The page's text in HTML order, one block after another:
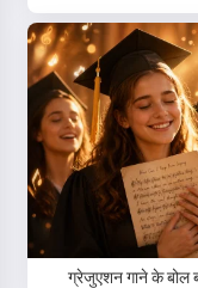
ग्रेजुएशन गाने के बोल